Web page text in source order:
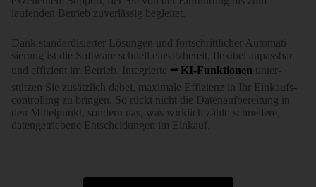
laufenden Betrieb zuver­lässig begleitet.
Dank standardi­sierter Lösungen und fort­schritt­licher Auto­ma­ti­
sierung ist die Software schnell einsatz­bereit, flexibel anpassbar
und effizient im Betrieb. Integrierte
KI-Funktionen unter­
stützen Sie zusätz­lich dabei, maximale Effizienz in Ihr Einkaufs­
controlling zu bringen. So rückt nicht die Daten­auf­be­reitung in
den Mittel­punkt, sondern das, was wirklich zählt: schnellere,
daten­getriebene Ent­schei­dungen im Einkauf.